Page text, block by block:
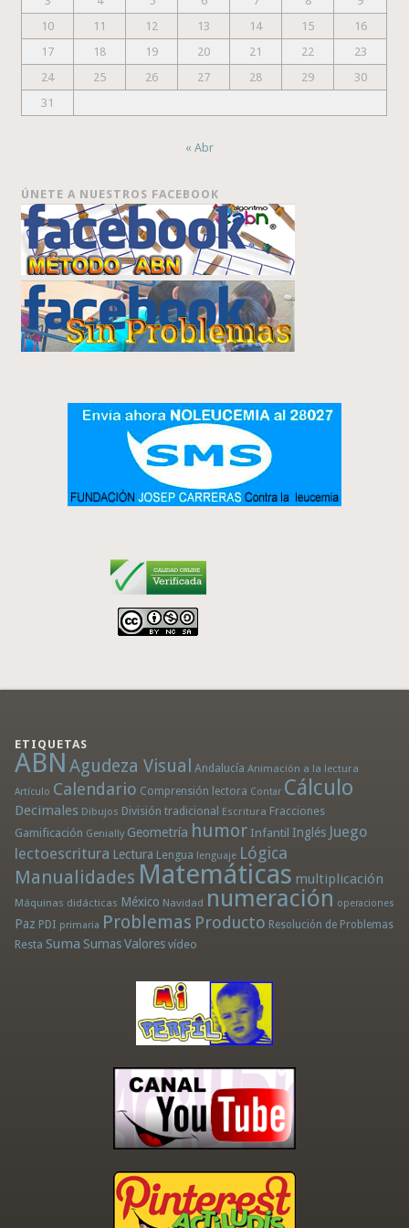
10
11 12 13 14 15
16
17
18 19 20 21 22
23
24
25 26 27 28 29
30
31
« Abr
ÚNETE A NUESTROS FACEBOOK
ETIQUETAS
ABN Agudeza Visual Andalucía Animación a la lectura
Artículo Calendario Comprensión lectora Contar Cálculo
Decimales Dibujos División tradicional Escritura Fracciones
Gamificación Genially Geometría humor Infantil Inglés Juego
lectoescritura Lectura Lengua lenguaje Lógica
Manualidades Matemáticas multiplicación
Máquinas didácticas México Navidad numeración operaciones
Paz PDI primaria Problemas Producto Resolución de Problemas
Resta Suma Sumas Valores vídeo